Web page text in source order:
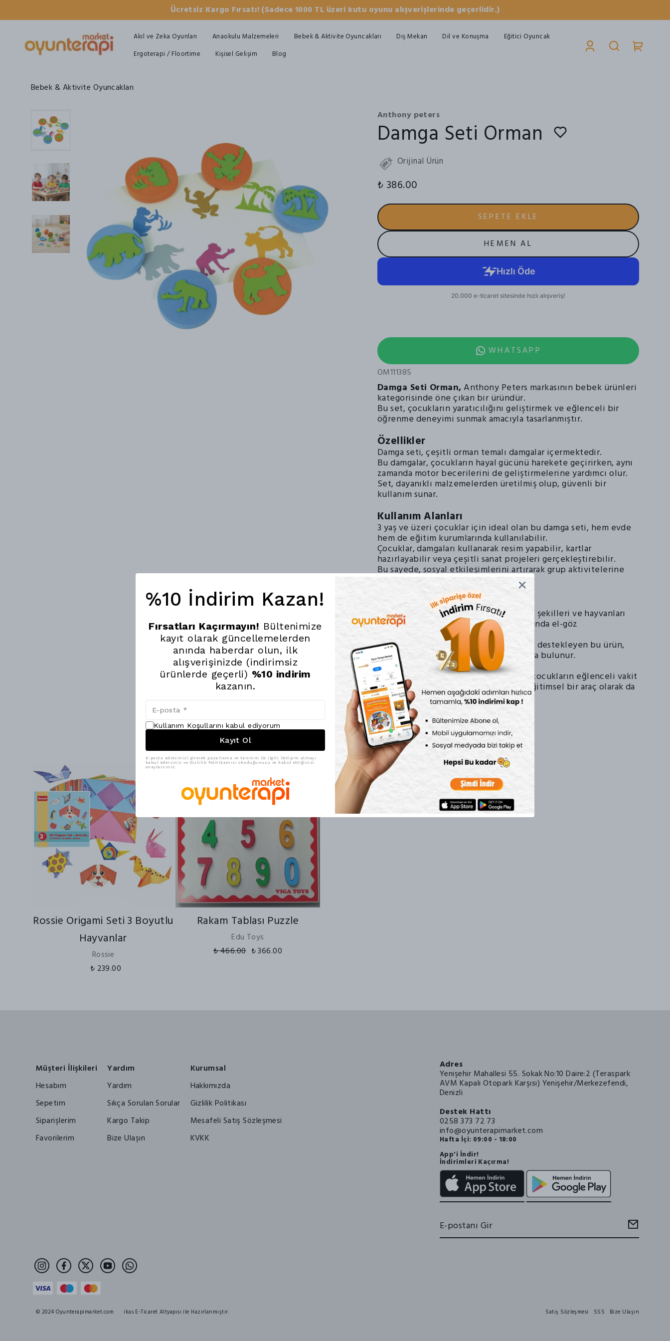
Ücretsiz Kargo Fırsatı! (Sadece 1000 TL üzeri kutu oyunu alışverişlerinde geçerlidir.)
Akıl ve Zeka Oyunları Anaokulu Malzemeleri Bebek & Aktivite Oyuncakları Dış Mekan Dil ve Konuşma
Eğitici Oyuncak
Ergoterapi / Floortime
Kişisel Gelişim Blog
Bebek & Aktivite Oyuncakları
Anthony peters
Damga Seti Orman
Orijinal Ürün
₺ 386.00
SEPETE EKLE
HEMEN AL
WHATSAPP
OM111385
Damga Seti Orman,Anthony Peters markasının bebek ürünleri
kategorisinde öne çıkan bir üründür.
Bu set, çocukların yaratıcılığını geliştirmek ve eğlenceli bir
öğrenme deneyimi sunmak amacıyla tasarlanmıştır.
Özellikler
Damga seti, çeşitli orman temalı damgalar içermektedir.
Bu damgalar, çocukların hayal gücünü harekete geçirirken, aynı
zamanda motor becerilerini de geliştirmelerine yardımcı olur.
Set, dayanıklı malzemelerden üretilmiş olup, güvenli bir
kullanım sunar.
Kullanım Alanları
3 yaş ve üzeri çocuklar için ideal olan bu damga seti, hem evde
hem de eğitim kurumlarında kullanılabilir.
Çocuklar, damgaları kullanarak resim yapabilir, kartlar
hazırlayabilir veya çeşitli sanat projeleri gerçekleştirebilir.
Bu sayede, sosyal etkileşimlerini artırarak grup aktivitelerine
katılma fırsatı bulurlar.
Eğitimsel Faydalar
Damga Seti Orman, çocukların renkleri, şekilleri ve hayvanları
tanımasına yardımcı olurken, aynı zamanda el-göz
koordinasyonunu geliştirmektedir.
Eğlenceli bir şekilde öğrenme sürecini destekleyen bu ürün,
çocukların bilişsel gelişimlerine katkıda bulunur.
Anthony Peters’in Damga Seti Orman, çocukların eğlenceli vakit
geçirmesini sağlarken, aynı zamanda eğitimsel bir araç olarak da
işlev görmektedir.
Rossie Origami Seti 3 Boyutlu
Hayvanlar
Rossie
₺ 239.00
Rakam Tablası Puzzle
Edu Toys
₺ 466.00 ₺ 366.00
Müşteri İlişkileri
Hesabım
Sepetim
Siparişlerim
Favorilerim
Yardım
Yardım
Sıkça Sorulan Sorular
Kargo Takip
Bize Ulaşın
Kurumsal
Hakkımızda
Gizlilik Politikası
Mesafeli Satış Sözleşmesi
KVKK
Adres
Yenişehir Mahallesi 55. Sokak No:10 Daire:2 (Teraspark
AVM Kapalı Otopark Karşısı) Yenişehir/Merkezefendi,
Denizli
Destek Hattı
0258 373 72 73
info@oyunterapimarket.com
Hafta İçi: 09:00 - 18:00
App'i İndir!
İndirimleri Kaçırma!
© 2024 Oyunterapimarket.com ikas E-Ticaret Altyapısı ile Hazırlanmıştır. Satış Sözleşmesi SSS Bize Ulaşın
%10 İndirim Kazan!
Fırsatları Kaçırmayın! Bültenimize
kayıt olarak güncellemelerden
anında haberdar olun, ilk
alışverişinizde (indirimsiz
ürünlerde geçerli) %10 indirim
kazanın.
Kullanım Koşullarını kabul ediyorum
Kayıt Ol
E-posta adresinizi girerek pazarlama ve tanıtım ile ilgili iletişim almayı
kabul edersiniz ve Gizlilik Politikamızı okuduğunuzu ve kabul ettiğinizi
onaylarsınız.